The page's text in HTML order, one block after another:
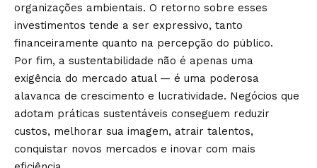
organizações ambientais. O retorno sobre esses
investimentos tende a ser expressivo, tanto
financeiramente quanto na percepção do público.
Por fim, a sustentabilidade não é apenas uma
exigência do mercado atual — é uma poderosa
alavanca de crescimento e lucratividade. Negócios que
adotam práticas sustentáveis conseguem reduzir
custos, melhorar sua imagem, atrair talentos,
conquistar novos mercados e inovar com mais